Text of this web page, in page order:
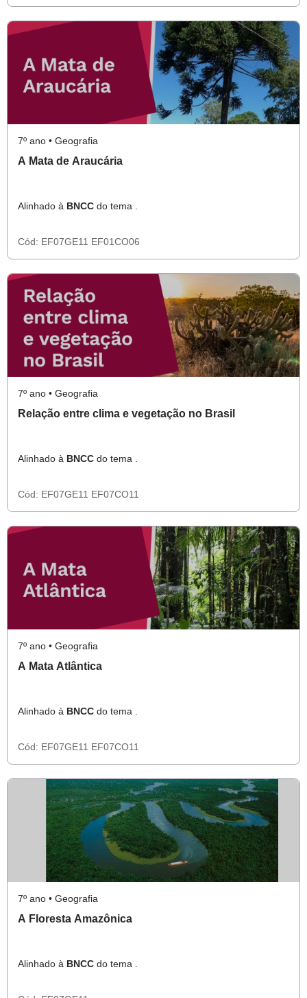
7º ano • Geografia
A Mata de Araucária
Alinhado à BNCC do tema .
Cód: EF07GE11 EF01CO06
7º ano • Geografia
Relação entre clima e vegetação no Brasil
Alinhado à BNCC do tema .
Cód: EF07GE11 EF07CO11
7º ano • Geografia
A Mata Atlântica
Alinhado à BNCC do tema .
Cód: EF07GE11 EF07CO11
7º ano • Geografia
A Floresta Amazônica
Alinhado à BNCC do tema .